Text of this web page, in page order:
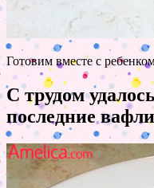
Готовим вместе с
С трудом
последние